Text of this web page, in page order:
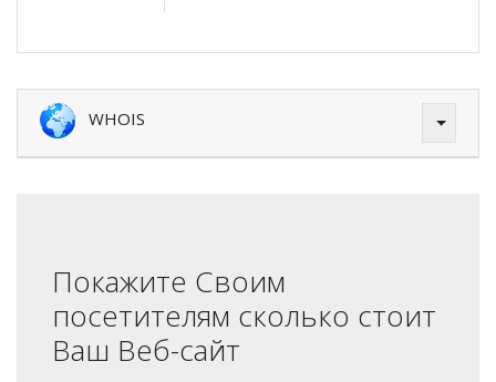
WHOIS
Покажите Своим
посетителям сколько стоит
Ваш Веб-сайт